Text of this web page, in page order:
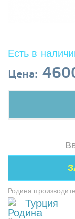
Есть в
Цена:
Родина
Турция